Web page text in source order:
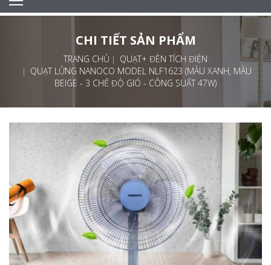
CHI TIẾT SẢN PHẨM
TRANG CHỦ
QUẠT+ ĐÈN TÍCH ĐIỆN
QUẠT LỬNG NANOCO MODEL NLF1623 (MÀU XANH, MÀU
BEIGE - 3 CHẾ ĐỘ GIÓ - CÔNG SUẤT 47W)